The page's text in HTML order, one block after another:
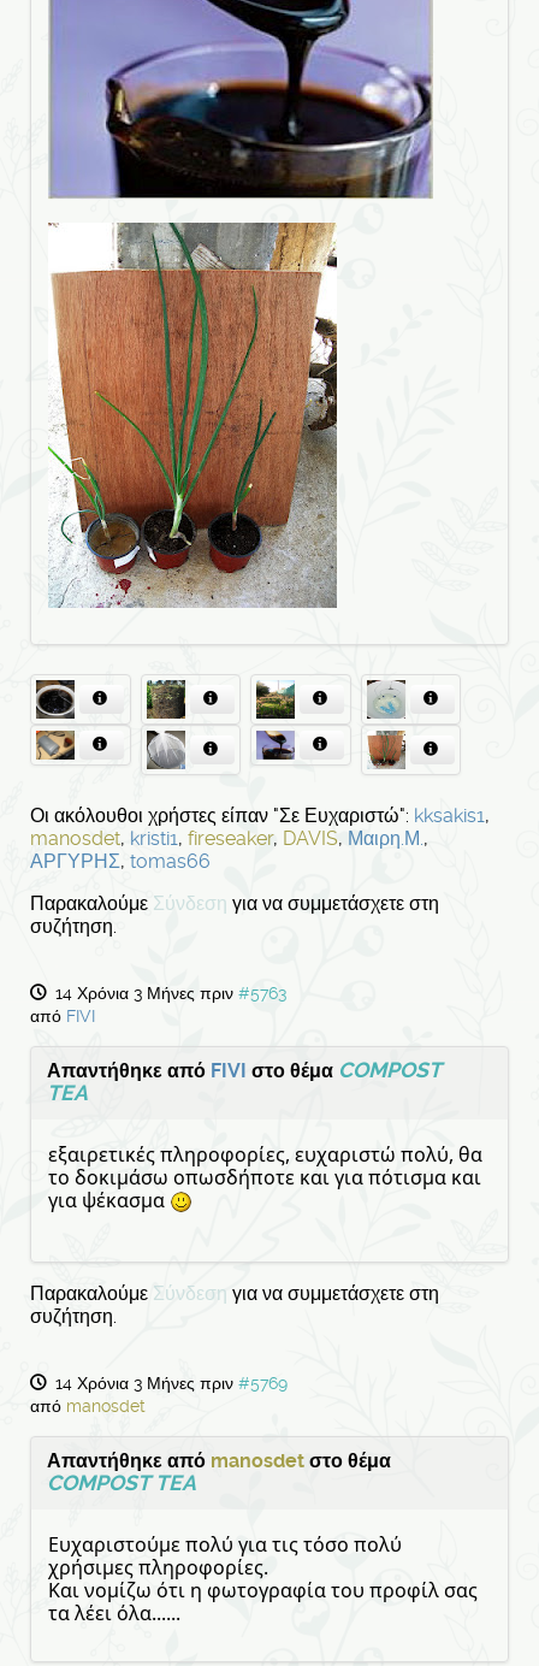
Οι ακόλουθοι χρήστες είπαν "Σε Ευχαριστώ": kksakis1,
manosdet, kristi1, fireseaker, DAVIS, Μαιρη.Μ.,
ΑΡΓΥΡΗΣ, tomas66
Παρακαλούμε Σύνδεση για να συμμετάσχετε στη
συζήτηση.
14 Χρόνια 3 Μήνες πριν #5763
από FIVI
Απαντήθηκε από FIVI στο θέμα COMPOST
TEA
εξαιρετικές πληροφορίες, ευχαριστώ πολύ, θα
το δοκιμάσω οπωσδήποτε και για πότισμα και
για ψέκασμα
Παρακαλούμε Σύνδεση για να συμμετάσχετε στη
συζήτηση.
14 Χρόνια 3 Μήνες πριν #5769
από manosdet
Απαντήθηκε από manosdet στο θέμα
COMPOST TEA
Ευχαριστούμε πολύ για τις τόσο πολύ
χρήσιμες πληροφορίες.
Και νομίζω ότι η φωτογραφία του προφίλ σας
τα λέει όλα......